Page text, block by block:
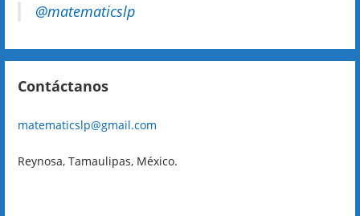
@matematicslp
Contáctanos
matematicslp@gmail.com
Reynosa, Tamaulipas, México.